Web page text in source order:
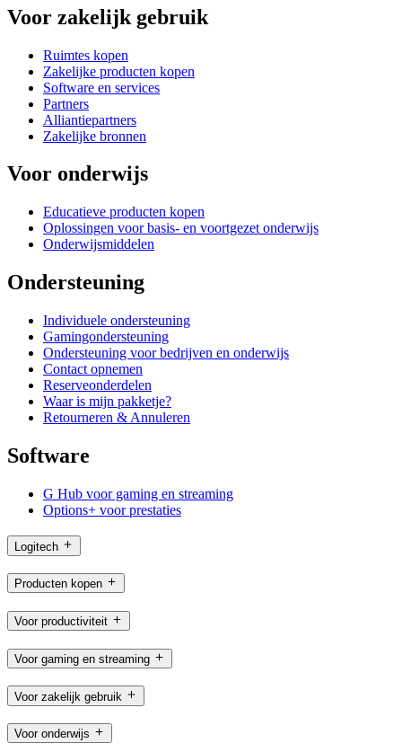
Voor zakelijk gebruik
Ruimtes kopen
Zakelijke producten kopen
Software en services
Partners
Alliantiepartners
Zakelijke bronnen
Voor onderwijs
Educatieve producten kopen
Oplossingen voor basis- en voortgezet onderwijs
Onderwijsmiddelen
Ondersteuning
Individuele ondersteuning
Gamingondersteuning
Ondersteuning voor bedrijven en onderwijs
Contact opnemen
Reserveonderdelen
Waar is mijn pakketje?
Retourneren & Annuleren
Software
G Hub voor gaming en streaming
Options+ voor prestaties
Logitech
Producten kopen
Voor productiviteit
Voor gaming en streaming
Voor zakelijk gebruik
Voor onderwijs